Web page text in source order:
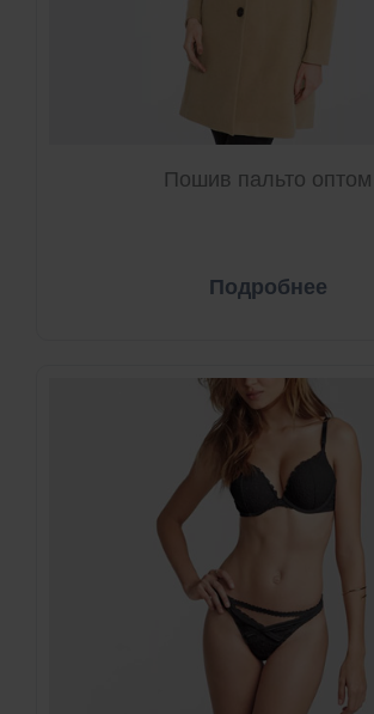
Пошив пальто оптом
Подробнее